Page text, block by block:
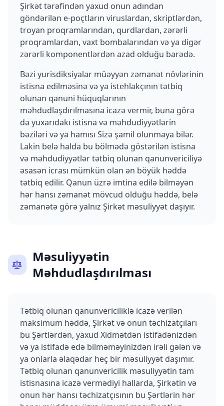
Şirkət tərəfindən yaxud onun adından
göndərilən e-poçtların viruslardan, skriptlərdən,
troyan proqramlarından, qurdlardan, zərərli
proqramlardan, vaxt bombalarından və ya digər
zərərli komponentlərdən azad olduğu barədə.
Bəzi yurisdiksiyalar müəyyən zəmanət növlərinin
istisna edilməsinə və ya istehlakçının tətbiq
olunan qanuni hüquqlarının
məhdudlaşdırılmasına icazə vermir, buna görə
də yuxarıdakı istisna və məhdudiyyətlərin
bəziləri və ya hamısı Sizə şamil olunmaya bilər.
Lakin belə halda bu bölmədə göstərilən istisna
və məhdudiyyətlər tətbiq olunan qanunvericiliyə
əsasən icrası mümkün olan ən böyük həddə
tətbiq edilir. Qanun üzrə imtina edilə bilməyən
hər hansı zəmanət mövcud olduğu həddə, belə
zəmanətə görə yalnız Şirkət məsuliyyət daşıyır.
Məsuliyyətin
Məhdudlaşdırılması
Tətbiq olunan qanunvericiliklə icazə verilən
maksimum həddə, Şirkət və onun təchizatçıları
bu Şərtlərdən, yaxud Xidmətdən istifadənizdən
və ya istifadə edə bilməməyinizdən irəli gələn və
ya onlarla əlaqədar heç bir məsuliyyət daşımır.
Tətbiq olunan qanunvericilik məsuliyyətin tam
istisnasına icazə vermədiyi hallarda, Şirkətin və
onun hər hansı təchizatçısının bu Şərtlərin hər